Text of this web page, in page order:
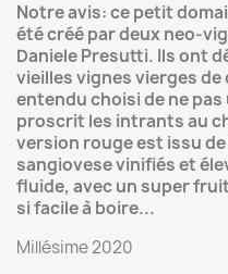
Notre avis: ce petit
été créé par deux neo-
Daniele Presutti. Ils ont
vieilles vignes vierges de
entendu choisi de ne
proscrit les intrants au
version rouge est issu
sangiovese vinifiés et
fluide, avec un super
si facile à boire...
Millésime 2020